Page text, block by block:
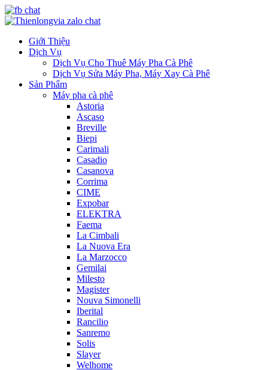
Giới Thiệu
Dịch Vụ
Dịch Vụ Cho Thuê Máy Pha Cà Phê
Dịch Vụ Sửa Máy Pha, Máy Xay Cà Phê
Sản Phẩm
Máy pha cà phê
Astoria
Ascaso
Breville
Biepi
Carimali
Casadio
Casanova
Corrima
CIME
Expobar
ELEKTRA
Faema
La Cimbali
La Nuova Era
La Marzocco
Gemilai
Milesto
Magister
Nouva Simonelli
Iberital
Rancilio
Sanremo
Solis
Slayer
Welhome